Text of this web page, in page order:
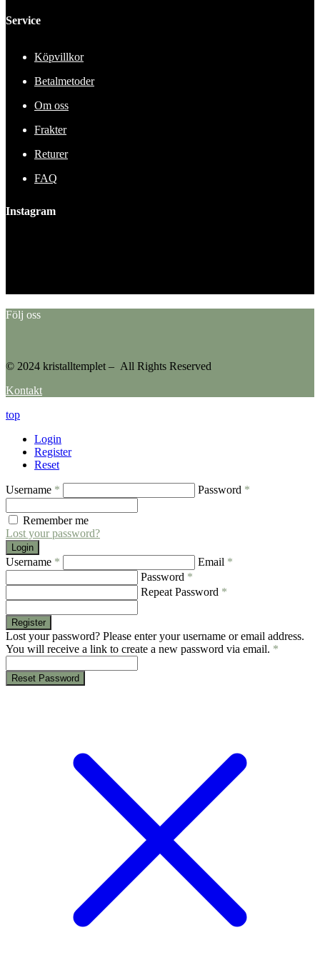
Service
Köpvillkor
Betalmetoder
Om oss
Frakter
Returer
FAQ
Instagram
Följ oss
© 2024 kristalltemplet – All Rights Reserved
Kontakt
top
Login
Register
Reset
Username * Password *
Remember me
Lost your password?
Login
Username * Email *
Password *
Repeat Password *
Register
Lost your password? Please enter your username or email address.
You will receive a link to create a new password via email. *
Reset Password